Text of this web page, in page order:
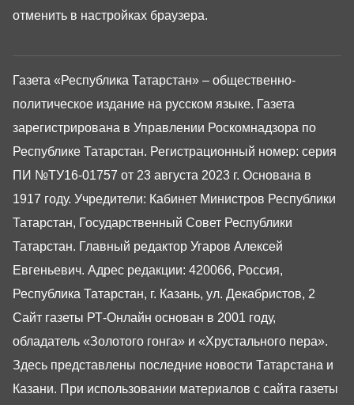
Газета «Республика Татарстан» – общественно-
политическое издание на русском языке. Газета
зарегистрирована в Управлении Роскомнадзора по
Республике Татарстан. Регистрационный номер: серия
ПИ №ТУ16-01757 от 23 августа 2023 г. Основана в
1917 году. Учредители: Кабинет Министров Республики
Татарстан, Государственный Совет Республики
Татарстан. Главный редактор Угаров Алексей
Евгеньевич. Адрес редакции: 420066, Россия,
Республика Татарстан, г. Казань, ул. Декабристов, 2
Сайт газеты РТ-Онлайн основан в 2001 году,
обладатель «Золотого гонга» и «Хрустального пера».
Здесь представлены последние новости Татарстана и
Казани. При использовании материалов с сайта газеты
отменить в настройках браузера.